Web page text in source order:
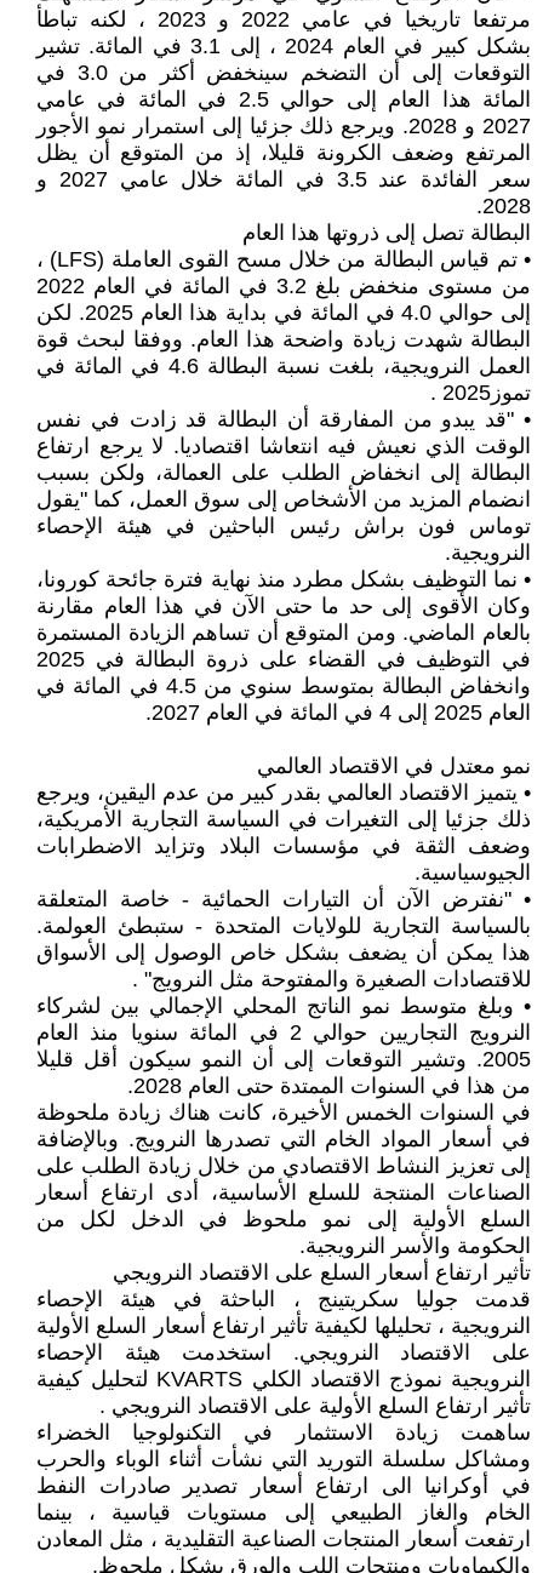
مرتفعا تاريخيا في عامي 2022 و 2023 ، لكنه تباطأ
بشكل كبير في العام 2024 ، إلى 3.1 في المائة. تشير
التوقعات إلى أن التضخم سينخفض أكثر من 3.0 في
المائة هذا العام إلى حوالي 2.5 في المائة في عامي
2027 و 2028. ويرجع ذلك جزئيا إلى استمرار نمو الأجور
المرتفع وضعف الكرونة قليلا، إذ من المتوقع أن يظل
سعر الفائدة عند 3.5 في المائة خلال عامي 2027 و
2028.
البطالة تصل إلى ذروتها هذا العام
• تم قياس البطالة من خلال مسح القوى العاملة (LFS) ،
من مستوى منخفض بلغ 3.2 في المائة في العام 2022
إلى حوالي 4.0 في المائة في بداية هذا العام 2025. لكن
البطالة شهدت زيادة واضحة هذا العام. ووفقا لبحث قوة
العمل النرويجية، بلغت نسبة البطالة 4.6 في المائة في
تموز2025 .
• "قد يبدو من المفارقة أن البطالة قد زادت في نفس
الوقت الذي نعيش فيه انتعاشا اقتصاديا. لا يرجع ارتفاع
البطالة إلى انخفاض الطلب على العمالة، ولكن بسبب
انضمام المزيد من الأشخاص إلى سوق العمل، كما "يقول
توماس فون براش رئيس الباحثين في هيئة الإحصاء
النرويجية.
• نما التوظيف بشكل مطرد منذ نهاية فترة جائحة كورونا،
وكان الأقوى إلى حد ما حتى الآن في هذا العام مقارنة
بالعام الماضي. ومن المتوقع أن تساهم الزيادة المستمرة
في التوظيف في القضاء على ذروة البطالة في 2025
وانخفاض البطالة بمتوسط سنوي من 4.5 في المائة في
العام 2025 إلى 4 في المائة في العام 2027.
نمو معتدل في الاقتصاد العالمي
• يتميز الاقتصاد العالمي بقدر كبير من عدم اليقين، ويرجع
ذلك جزئيا إلى التغيرات في السياسة التجارية الأمريكية،
وضعف الثقة في مؤسسات البلاد وتزايد الاضطرابات
الجيوسياسية.
• "نفترض الآن أن التيارات الحمائية - خاصة المتعلقة
بالسياسة التجارية للولايات المتحدة - ستبطئ العولمة.
هذا يمكن أن يضعف بشكل خاص الوصول إلى الأسواق
للاقتصادات الصغيرة والمفتوحة مثل النرويج" .
• وبلغ متوسط نمو الناتج المحلي الإجمالي بين لشركاء
النرويج التجاريين حوالي 2 في المائة سنويا منذ العام
2005. وتشير التوقعات إلى أن النمو سيكون أقل قليلا
من هذا في السنوات الممتدة حتى العام 2028.
في السنوات الخمس الأخيرة، كانت هناك زيادة ملحوظة
في أسعار المواد الخام التي تصدرها النرويج. وبالإضافة
إلى تعزيز النشاط الاقتصادي من خلال زيادة الطلب على
الصناعات المنتجة للسلع الأساسية، أدى ارتفاع أسعار
السلع الأولية إلى نمو ملحوظ في الدخل لكل من
الحكومة والأسر النرويجية.
تأثير ارتفاع أسعار السلع على الاقتصاد النرويجي
قدمت جوليا سكريتينج ، الباحثة في هيئة الإحصاء
النرويجية ، تحليلها لكيفية تأثير ارتفاع أسعار السلع الأولية
على الاقتصاد النرويجي. استخدمت هيئة الإحصاء
النرويجية نموذج الاقتصاد الكلي KVARTS لتحليل كيفية
تأثير ارتفاع السلع الأولية على الاقتصاد النرويجي .
ساهمت زيادة الاستثمار في التكنولوجيا الخضراء
ومشاكل سلسلة التوريد التي نشأت أثناء الوباء والحرب
في أوكرانيا الى ارتفاع أسعار تصدير صادرات النفط
الخام والغاز الطبيعي إلى مستويات قياسية ، بينما
ارتفعت أسعار المنتجات الصناعية التقليدية ، مثل المعادن
والكيماويات ومنتجات اللب والورق بشكل ملحوظ.